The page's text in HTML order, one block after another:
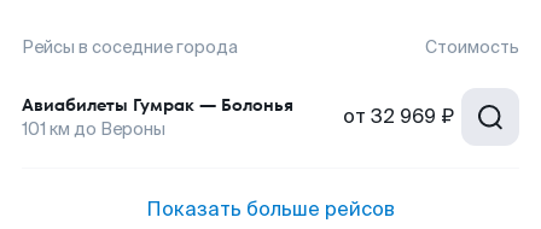
Рейсы в соседние города Стоимость
Авиабилеты Гумрак — Болонья
101 км до Вероны от 32 969 ₽
Показать больше рейсов